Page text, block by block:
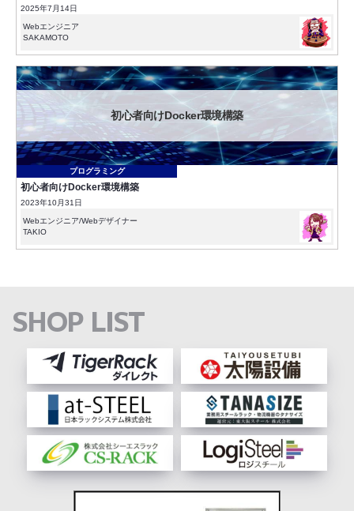
2025年7月14日
Webエンジニア
SAKAMOTO
初心者向けDocker環境構築
プログラミング
初心者向けDocker環境構築
2023年10月31日
Webエンジニア/Webデザイナー
TAKIO
SHOP LIST